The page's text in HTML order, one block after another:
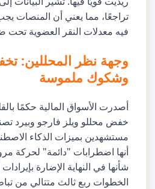
تراجعًا، مما يعني أن المنصات
فيه معدلات النقر العضوية تحت
وجهة نظر المحللين:
وشكوك ملموسة
خفض محللو ويلز فارجو وبيرد
مستشهدين بميزات الذكاء
أنها اضطرابات "دائمة" لحركة
شأنها في النهاية الإضارة
الخطوات ربع ثالث متتالي من